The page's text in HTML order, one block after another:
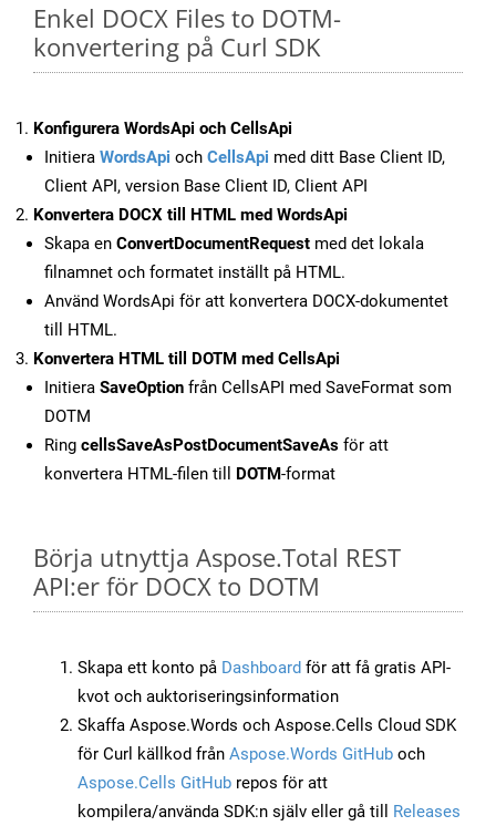
Enkel DOCX Files to DOTM-
konvertering på Curl SDK
Konfigurera WordsApi och CellsApi
Initiera WordsApi och CellsApi med ditt Base Client ID,
Client API, version Base Client ID, Client API
Konvertera DOCX till HTML med WordsApi
Skapa en ConvertDocumentRequest med det lokala
filnamnet och formatet inställt på HTML.
Använd WordsApi för att konvertera DOCX-dokumentet
till HTML.
Konvertera HTML till DOTM med CellsApi
Initiera SaveOption från CellsAPI med SaveFormat som
DOTM
Ring cellsSaveAsPostDocumentSaveAs för att
konvertera HTML-filen till DOTM-format
Börja utnyttja Aspose.Total REST
API:er för DOCX to DOTM
Skapa ett konto på Dashboard för att få gratis API-
kvot och auktoriseringsinformation
Skaffa Aspose.Words och Aspose.Cells Cloud SDK
för Curl källkod från Aspose.Words GitHub och
Aspose.Cells GitHub repos för att
kompilera/använda SDK:n själv eller gå till Releases